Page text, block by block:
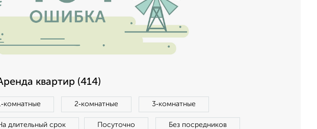
квартир (414)
2‑комнатные 3‑комнатные
длительный срок Посуточно Без посредников